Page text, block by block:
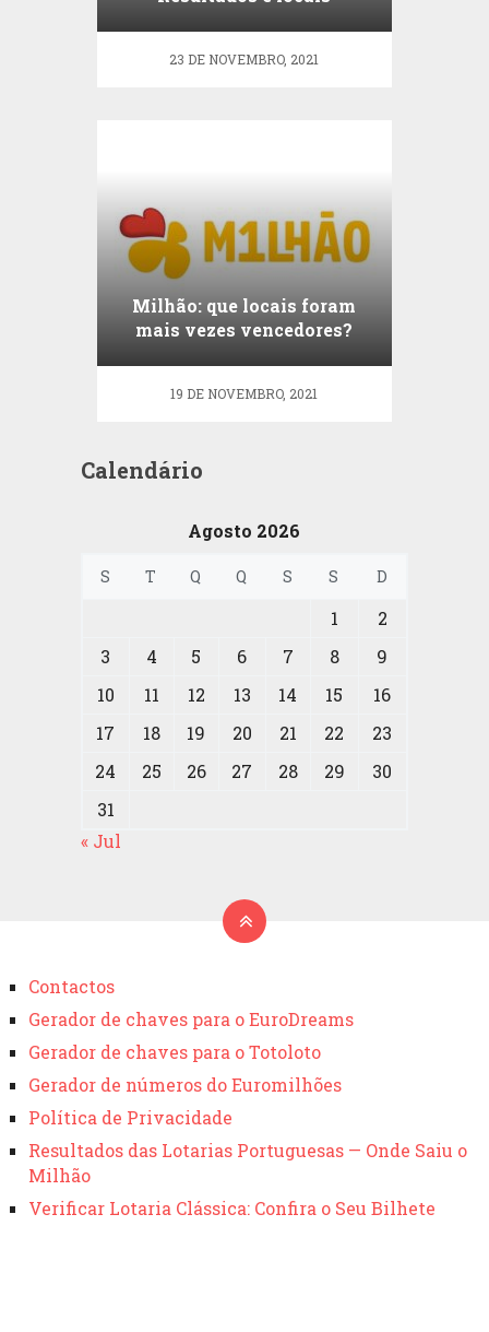
23 DE NOVEMBRO, 2021
Milhão: que locais foram
mais vezes vencedores?
19 DE NOVEMBRO, 2021
Calendário
Agosto 2026
S T Q Q S S D
1
2
3
4 5 6 7 8
9
10
11 12 13 14 15
16
17
18 19 20 21 22
23
24
25 26 27 28 29
30
31
« Jul
Contactos
Gerador de chaves para o EuroDreams
Gerador de chaves para o Totoloto
Gerador de números do Euromilhões
Política de Privacidade
Resultados das Lotarias Portuguesas — Onde Saiu o
Milhão
Verificar Lotaria Clássica: Confira o Seu Bilhete